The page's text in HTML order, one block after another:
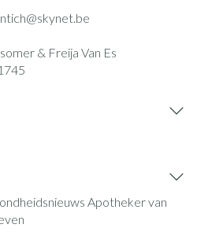
skynet.be
& Freija Van Es
Apotheker van